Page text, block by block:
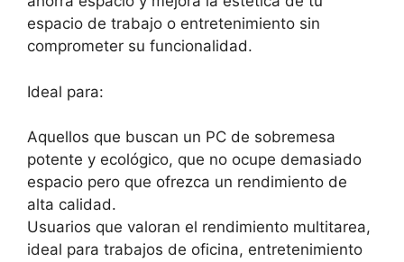
espacio de trabajo o entretenimiento sin
comprometer su funcionalidad.
Ideal para:
Aquellos que buscan un PC de sobremesa
potente y ecológico, que no ocupe demasiado
espacio pero que ofrezca un rendimiento de
alta calidad.
Usuarios que valoran el rendimiento multitarea,
ideal para trabajos de oficina, entretenimiento